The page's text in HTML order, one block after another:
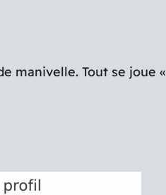
Tout se joue «